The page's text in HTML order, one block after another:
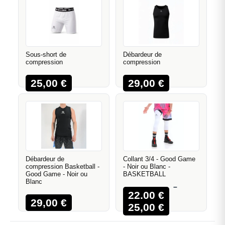
Sous-short de
compression
25,00€
Débardeur de
compression
29,00€
Débardeur de
compression Basketball -
Good Game - Noir ou
Blanc
29,00€
Collant 3/4 - Good Game
- Noir ou Blanc -
BASKETBALL
22,00€
–
25,00€